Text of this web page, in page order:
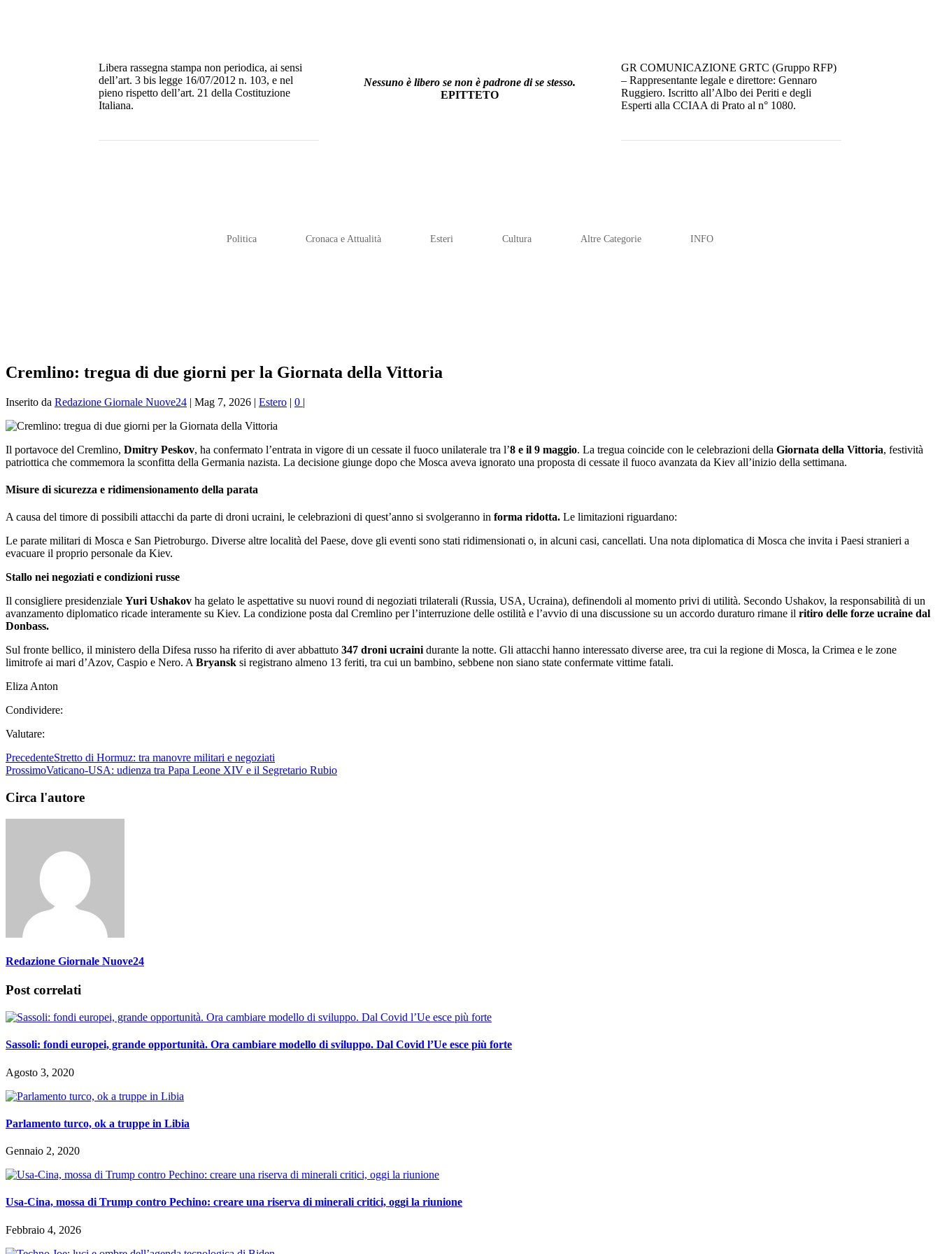
Libera rassegna stampa non periodica, ai sensi
dell’art. 3 bis legge 16/07/2012 n. 103, e nel
pieno rispetto dell’art. 21 della Costituzione
Italiana.
Nessuno è libero se non è padrone di se stesso.
EPITTETO
GR COMUNICAZIONE GRTC (Gruppo RFP)
– Rappresentante legale e direttore: Gennaro
Ruggiero. Iscritto all’Albo dei Periti e degli
Esperti alla CCIAA di Prato al n° 1080.
Politica Cronaca e Attualità Esteri Cultura Altre Categorie INFO
Cremlino: tregua di due giorni per la Giornata della Vittoria
Inserito da Redazione Giornale Nuove24 | Mag 7, 2026 | Estero | 0 |
Il portavoce del Cremlino, Dmitry Peskov, ha confermato l’entrata in vigore di un cessate il fuoco unilaterale tra l’8 e il 9 maggio. La tregua coincide con le celebrazioni della Giornata della Vittoria, festività
patriottica che commemora la sconfitta della Germania nazista. La decisione giunge dopo che Mosca aveva ignorato una proposta di cessate il fuoco avanzata da Kiev all’inizio della settimana.
Misure di sicurezza e ridimensionamento della parata
A causa del timore di possibili attacchi da parte di droni ucraini, le celebrazioni di quest’anno si svolgeranno in forma ridotta. Le limitazioni riguardano:
Le parate militari di Mosca e San Pietroburgo. Diverse altre località del Paese, dove gli eventi sono stati ridimensionati o, in alcuni casi, cancellati. Una nota diplomatica di Mosca che invita i Paesi stranieri a
evacuare il proprio personale da Kiev.
Stallo nei negoziati e condizioni russe
Il consigliere presidenziale Yuri Ushakov ha gelato le aspettative su nuovi round di negoziati trilaterali (Russia, USA, Ucraina), definendoli al momento privi di utilità. Secondo Ushakov, la responsabilità di un
avanzamento diplomatico ricade interamente su Kiev. La condizione posta dal Cremlino per l’interruzione delle ostilità e l’avvio di una discussione su un accordo duraturo rimane il ritiro delle forze ucraine dal
Donbass.
Sul fronte bellico, il ministero della Difesa russo ha riferito di aver abbattuto 347 droni ucraini durante la notte. Gli attacchi hanno interessato diverse aree, tra cui la regione di Mosca, la Crimea e le zone
limitrofe ai mari d’Azov, Caspio e Nero. A Bryansk si registrano almeno 13 feriti, tra cui un bambino, sebbene non siano state confermate vittime fatali.
Eliza Anton
Condividere:
Valutare:
PrecedenteStretto di Hormuz: tra manovre militari e negoziati
ProssimoVaticano-USA: udienza tra Papa Leone XIV e il Segretario Rubio
Circa l'autore
Redazione Giornale Nuove24
Post correlati
Sassoli: fondi europei, grande opportunità. Ora cambiare modello di sviluppo. Dal Covid l’Ue esce più forte
Agosto 3, 2020
Parlamento turco, ok a truppe in Libia
Gennaio 2, 2020
Usa-Cina, mossa di Trump contro Pechino: creare una riserva di minerali critici, oggi la riunione
Febbraio 4, 2026